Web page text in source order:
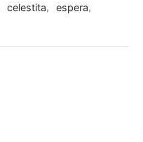
celestita, espera,